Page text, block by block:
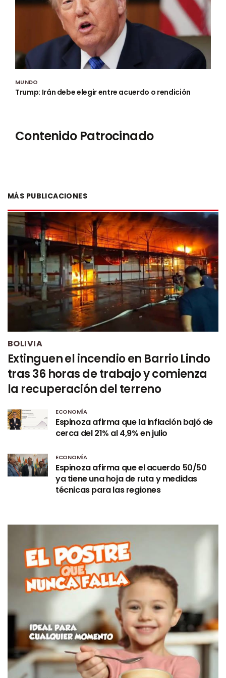
MUNDO
Trump: Irán debe elegir entre acuerdo o rendición
Contenido Patrocinado
MÁS PUBLICACIONES
BOLIVIA
Extinguen el incendio en Barrio Lindo
tras 36 horas de trabajo y comienza
la recuperación del terreno
ECONOMÍA
Espinoza afirma que la inflación bajó de
cerca del 21% al 4,9% en julio
ECONOMÍA
Espinoza afirma que el acuerdo 50/50
ya tiene una hoja de ruta y medidas
técnicas para las regiones